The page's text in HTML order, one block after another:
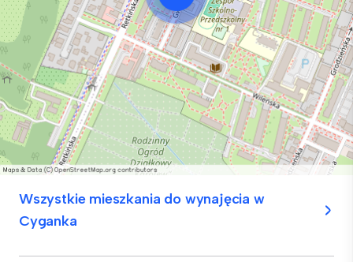
Wszystkie mieszkania do wynajęcia w
Cyganka